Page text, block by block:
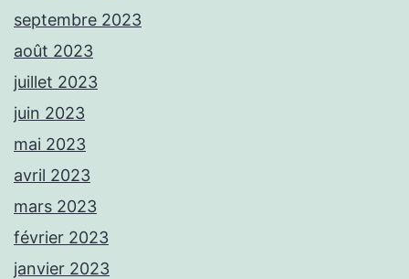
septembre 2023
août 2023
juillet 2023
juin 2023
mai 2023
avril 2023
mars 2023
février 2023
janvier 2023